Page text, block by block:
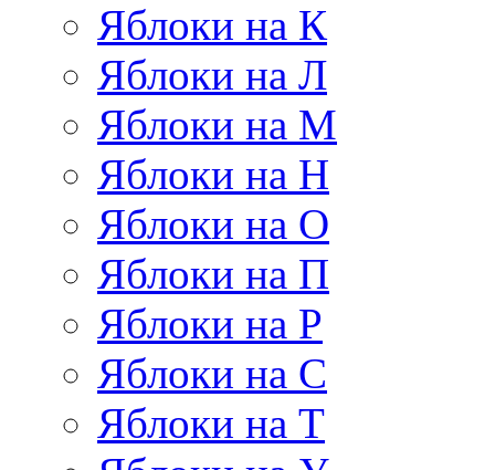
Яблоки на К
Яблоки на Л
Яблоки на М
Яблоки на Н
Яблоки на О
Яблоки на П
Яблоки на Р
Яблоки на С
Яблоки на Т